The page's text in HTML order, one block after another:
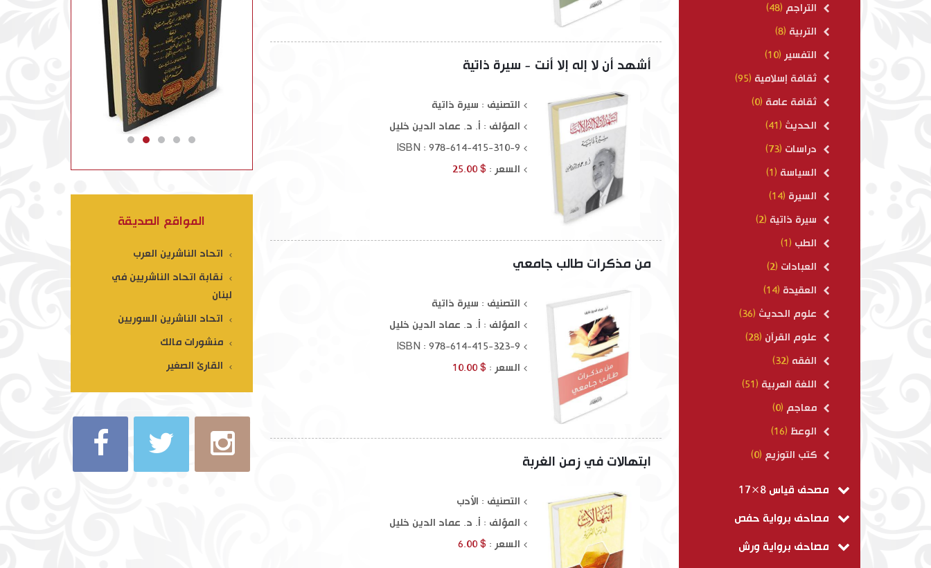
أشهد أن لا إله إلا أنت - سيرة ذاتية
التصنيف : سيرة ذاتية
المؤلف : أ. د. عماد الدين خليل
ISBN : 978-614-415-310-9
السعر : $ 25.00
من مذكرات طالب جامعي
التصنيف : سيرة ذاتية
المؤلف : أ. د. عماد الدين خليل
ISBN : 978-614-415-323-9
السعر : $ 10.00
ابتهالات في زمن الغربة
التصنيف : الأدب
المؤلف : أ. د. عماد الدين خليل
السعر : $ 6.00
المواقع الصديقة
اتحاد الناشرين العرب
نقابة اتحاد الناشريين في
لبنان
اتحاد الناشرين السوريين
منشورات مالك
القارئ الصغير
التراجم (48)
التربية (8)
التفسير (10)
ثقافة إسلامية (95)
ثقافة عامة (0)
الحديث (41)
دراسات (73)
السياسة (1)
السيرة (14)
سيرة ذاتية (2)
الطب (1)
العبادات (2)
العقيدة (14)
علوم الحديث (36)
علوم القرآن (28)
الفقه (32)
اللغة العربية (51)
معاجم (0)
الوعظ (16)
كتب التوزيع (0)
مصحف قياس 8×17
مصاحف برواية حفص
مصاحف برواية ورش